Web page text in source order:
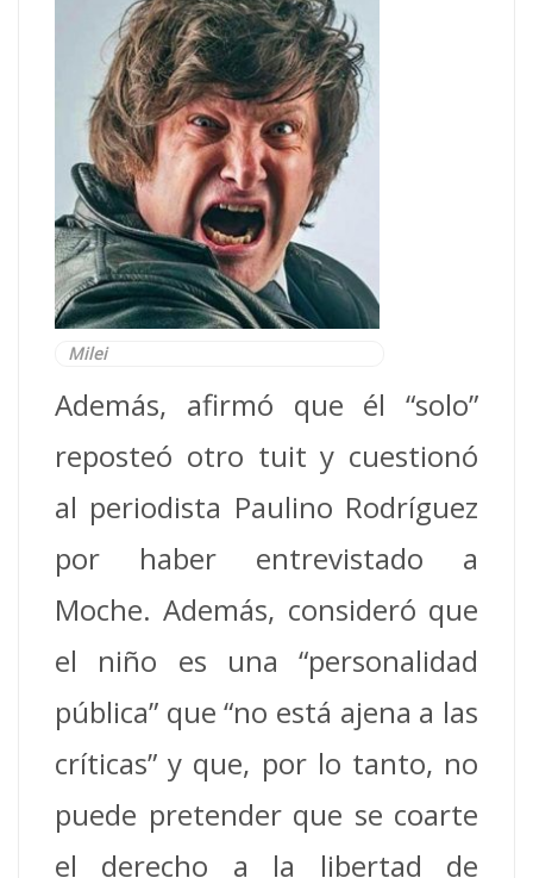
Milei
Además, afirmó que él “solo”
reposteó otro tuit y cuestionó
al periodista Paulino Rodríguez
por haber entrevistado a
Moche. Además, consideró que
el niño es una “personalidad
pública” que “no está ajena a las
críticas” y que, por lo tanto, no
puede pretender que se coarte
el derecho a la libertad de